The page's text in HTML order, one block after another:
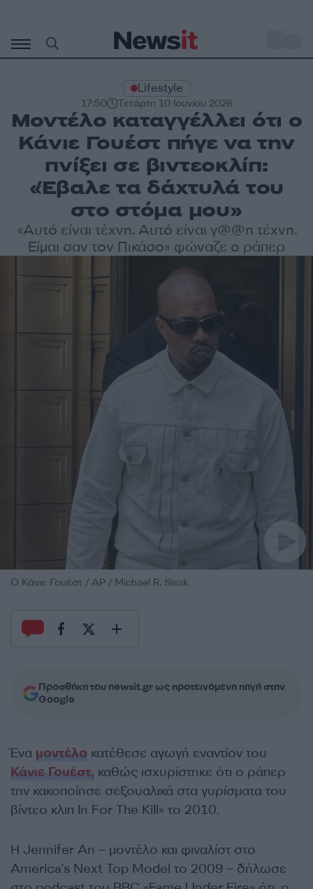
περιεχόμενο
Lifestyle
17:50 Τετάρτη 10 Ιουνίου 2026
Μοντέλο καταγγέλλει ότι ο
Κάνιε Γουέστ πήγε να την
πνίξει σε βιντεοκλίπ:
«Έβαλε τα δάχτυλά του
στο στόμα μου»
«Αυτό είναι τέχνη. Αυτό είναι γ@@η τέχνη.
Είμαι σαν τον Πικάσο» φώναζε ο ράπερ
Ο Κάνιε Γουέστ / AP / Michael R. Sisak
Προσθήκη του newsit.gr ως προτεινόμενη πηγή στην
Google
Ένα μοντέλο κατέθεσε αγωγή εναντίον του
Κάνιε Γουέστ, καθώς ισχυρίστηκε ότι ο ράπερ
την κακοποίησε σεξουαλικά στα γυρίσματα του
βίντεο κλιπ In For The Kill» το 2010.
Η Jennifer An – μοντέλο και φιναλίστ στο
America’s Next Top Model το 2009 – δήλωσε